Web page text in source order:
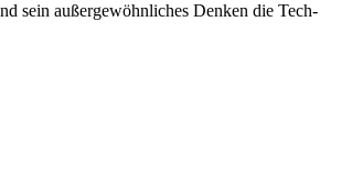
sein außergewöhnliches Denken die Tech-